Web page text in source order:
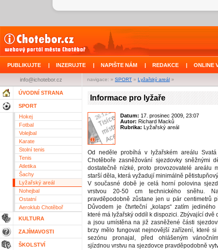
PUBLIKUJTE | INZERUJTE | NAPIŠTE NÁM | REDAKCE | ONLINE
navigace: » SPORT » Lyžařský areál »
info@ichotebor.cz
ÚVODNÍ STRANA
SPORT
Hokej
Fotbal
Volejbal
Karate
Stolní tenis
Tenis
Atletika
Šachy
Lyžařský areál
Nohejbal
Ostatní
Aeroklub Chotěboř
KULTURA
ZAJÍMAVOSTI
ŠKOLSTVÍ
Informace pro lyžaře
Datum: 17. prosinec 2009, 23:07
Autor: Richard Macků
Rubrika: Lyžařský areál
Od neděle probíhá v lyžařském areálu
Chotěboře zasněžování sjezdovky sněžnými
dostatečně nízké, proto provozovatelé areálu
starší děla, která vyžadují minimálně
V současné době je celá horní polovina
vrstvou 20-50 cm technického sněhu.
pravděpodobně zůstane jen u pár centimetrů
Důvodem je čtvrteční „kolaps“ zatím
které má lyžařský oddíl k dispozici. Zbývající dvě
a jsou umístěna na již zasněžené části
brzy mělo fungovat nejnovější zařízení, které
sezónu pronajal, před ohlášeným
sjízdnou vrstvu na sjezdovce pravděpodobně